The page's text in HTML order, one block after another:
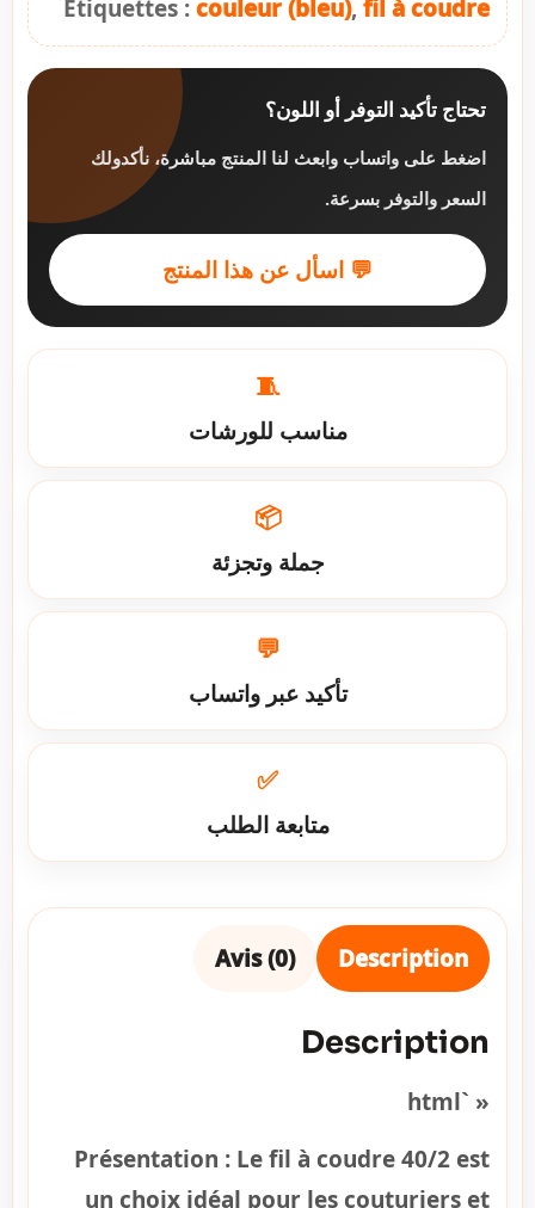
Étiquettes :couleur (bleu), fil à coudre
تحتاج تأكيد التوفر أو اللون؟
اضغط على واتساب وابعث لنا المنتج مباشرة، نأكدولك
السعر والتوفر بسرعة.
💬 اسأل عن هذا المنتج
🧵
مناسب للورشات
📦
جملة وتجزئة
💬
تأكيد عبر واتساب
✅
متابعة الطلب
Description
Avis (0)
Description
« `html
Présentation : Le fil à coudre 40/2 est
un choix idéal pour les couturiers et